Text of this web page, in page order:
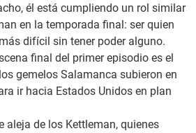
él está cumpliendo un rol similar
en la temporada final: ser quien
difícil sin tener poder alguno.
final del primer episodio es el
gemelos Salamanca subieron en
ir hacia Estados Unidos en plan
aleja de los Kettleman, quienes